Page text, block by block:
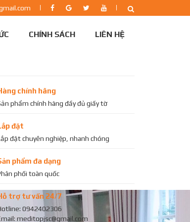
CHÍNH SÁCH LIÊN HỆ
chính hãng
phẩm chính hãng đầy đủ giấy tờ
đặt
đặt chuyên nghiệp, nhanh chóng
phẩm đa dạng
phối toàn quốc
trợ tư vấn 24/7
0942402306
meditopjsc@gmail.com